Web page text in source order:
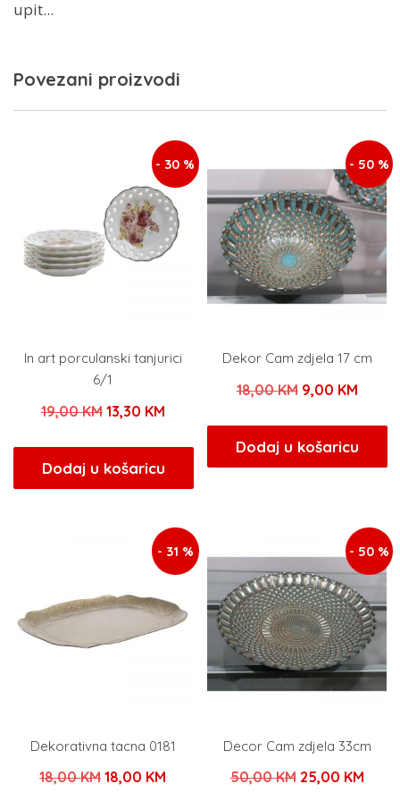
upit...
Povezani proizvodi
- 30 %
In art porculanski tanjurici
6/1
19,00KM Izvorna
bila
je:
13,30 KMTrenutna
je:
13,30 KM.
Dodaj u košaricu
- 50 %
Dekor Cam zdjela 17 cm
18,00KM Izvorna
bila
je:
9,00 KM
je:
9,00
Dodaj u košaricu
- 31 %
Dekorativna tacna 0181
18,00KMIzvorna
18,00 KM
- 50 %
Decor Cam zdjela 33cm
50,00KM Izvorna
25,00 KM